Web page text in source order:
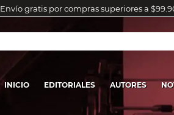
Envío gratis por compras superiores a
INICIO EDITORIALES AUTORES